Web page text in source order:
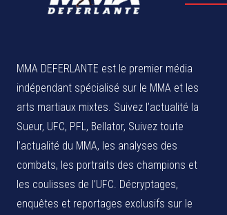
MMA DEFERLANTE est le premier média
indépendant spécialisé sur le MMA et les
arts martiaux mixtes. Suivez l’actualité la
Sueur, UFC, PFL, Bellator, Suivez toute
l’actualité du MMA, les analyses des
combats, les portraits des champions et
les coulisses de l’UFC. Décryptages,
enquêtes et reportages exclusifs sur le